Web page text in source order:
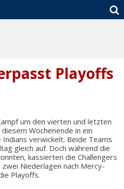
Playoffs
um den vierten und letzten
Wochenende in ein
Indians verwickelt. Beide Teams
gleich auf. Doch während die
kassierten die Challengers
Niederlagen nach Mercy-
Playoffs.